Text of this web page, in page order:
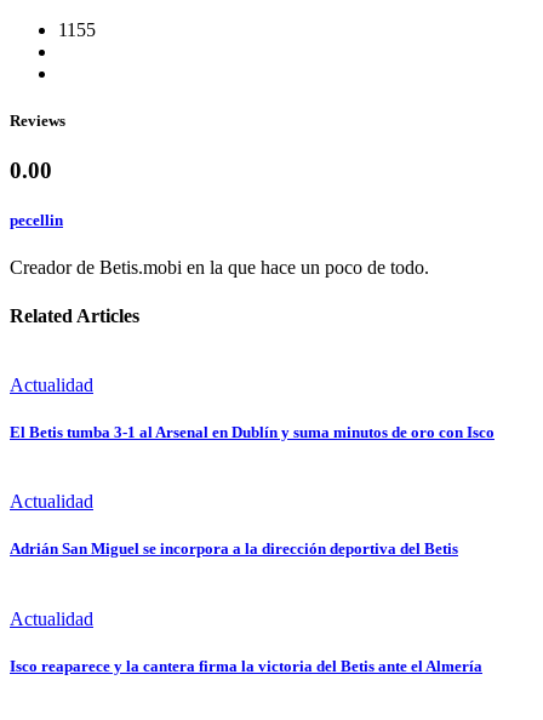
1155
Reviews
0.00
pecellin
Creador de Betis.mobi en la que hace un poco de todo.
Related Articles
Actualidad
El Betis tumba 3-1 al Arsenal en Dublín y suma minutos de oro con Isco
Actualidad
Adrián San Miguel se incorpora a la dirección deportiva del Betis
Actualidad
Isco reaparece y la cantera firma la victoria del Betis ante el Almería